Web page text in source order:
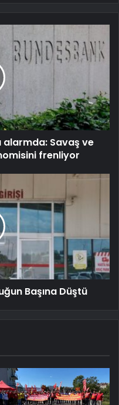
alarmda: Savaş ve
frenliyor
Başına Düştü